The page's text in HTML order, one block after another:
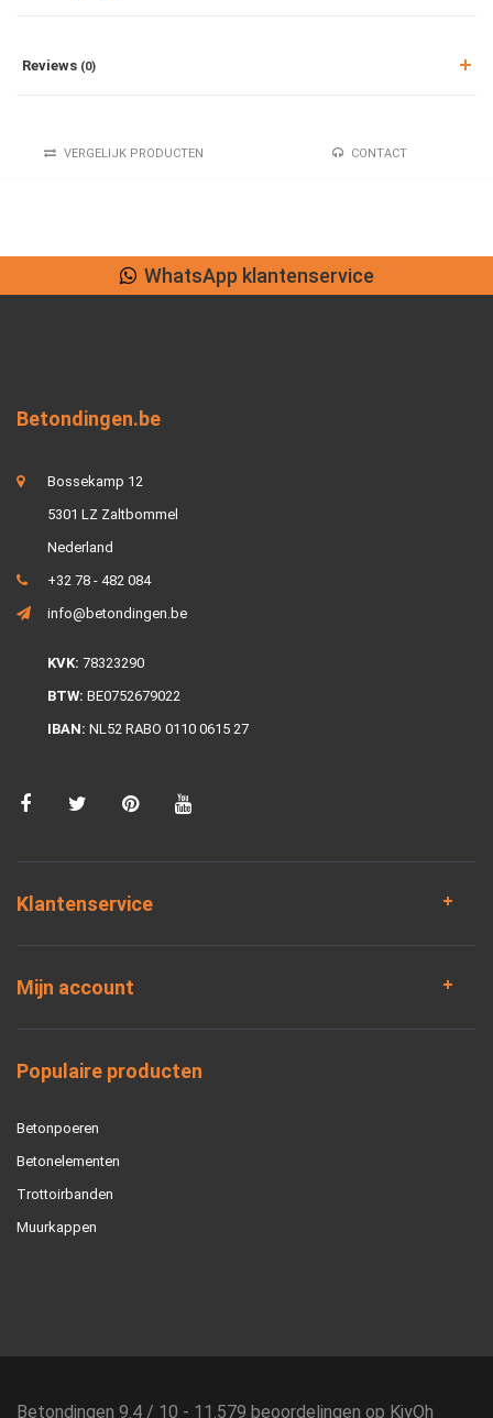
Reviews (0)
VERGELIJK PRODUCTEN CONTACT
WhatsApp klantenservice
Betondingen.be
Bossekamp 12
5301 LZ Zaltbommel
Nederland
+32 78 - 482 084
info@betondingen.be
KVK: 78323290
BTW: BE0752679022
IBAN: NL52 RABO 0110 0615 27
Klantenservice
Mijn account
Populaire producten
Betonpoeren
Betonelementen
Trottoirbanden
Muurkappen
Betondingen 9.4 / 10 - 11.579 beoordelingen op KiyOh